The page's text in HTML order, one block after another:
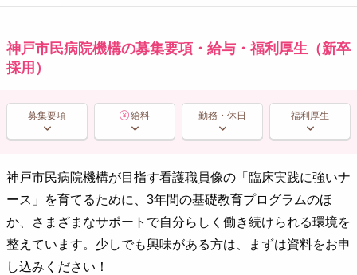
神戸市民病院機構の募集要項・給与・福利厚生（新卒
採用）
募集要項 給料 勤務・休日 福利厚生
神戸市民病院機構が目指す看護職員像の「臨床実践に強いナ
ース」を育てるために、3年間の基礎教育プログラムのほ
か、さまざまなサポートで自分らしく働き続けられる環境を
整えています。少しでも興味がある方は、まずは資料をお申
し込みください！